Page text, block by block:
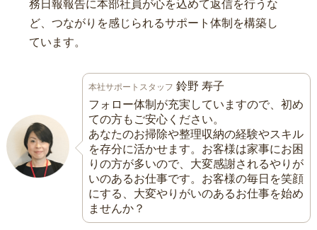
務日報報告に本部社員が心を込めて返信を行うな
ど、つながりを感じられるサポート体制を構築し
ています。
本社サポートスタッフ 鈴野 寿子
フォロー体制が充実していますので、初め
ての方もご安心ください。
あなたのお掃除や整理収納の経験やスキル
を存分に活かせます。お客様は家事にお困
りの方が多いので、大変感謝されるやりが
いのあるお仕事です。お客様の毎日を笑顔
にする、大変やりがいのあるお仕事を始め
ませんか？